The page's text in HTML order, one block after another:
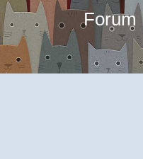
Forum